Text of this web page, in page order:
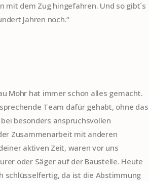
mit dem Zug hingefahren. Und so gibt´s
Jahren noch.“
Mohr hat immer schon alles gemacht.
Team dafür gehabt, ohne das
besonders anspruchsvollen
Zusammenarbeit mit anderen
aktiven Zeit, waren vor uns
oder Säger auf der Baustelle. Heute
schlüsselfertig, da ist die Abstimmung